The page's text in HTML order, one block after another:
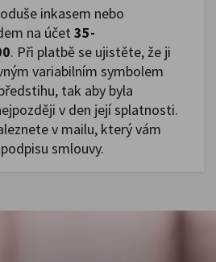
inkasem nebo
na účet 35-
. Při platbě se ujistěte, že ji
variabilním symbolem
tak aby byla
v den její splatnosti.
v mailu, který vám
smlouvy.